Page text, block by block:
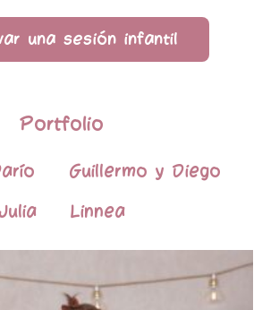
una sesión infantil
Portfolio
Guillermo y Diego
Linnea